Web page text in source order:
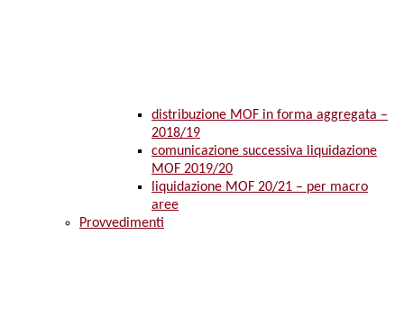
distribuzione MOF in forma aggregata –
2018/19
comunicazione successiva liquidazione
MOF 2019/20
liquidazione MOF 20/21 – per macro
aree
Provvedimenti